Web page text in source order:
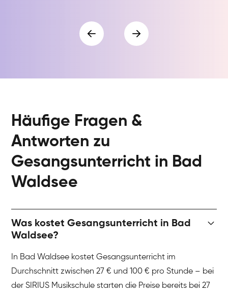
Häufige Fragen &
Antworten zu
Gesangsunterricht in Bad
Waldsee
Was kostet Gesangsunterricht in Bad
Waldsee?
In Bad Waldsee kostet Gesangsunterricht im
Durchschnitt zwischen 27 € und 100 € pro Stunde – bei
der SIRIUS Musikschule starten die Preise bereits bei 27